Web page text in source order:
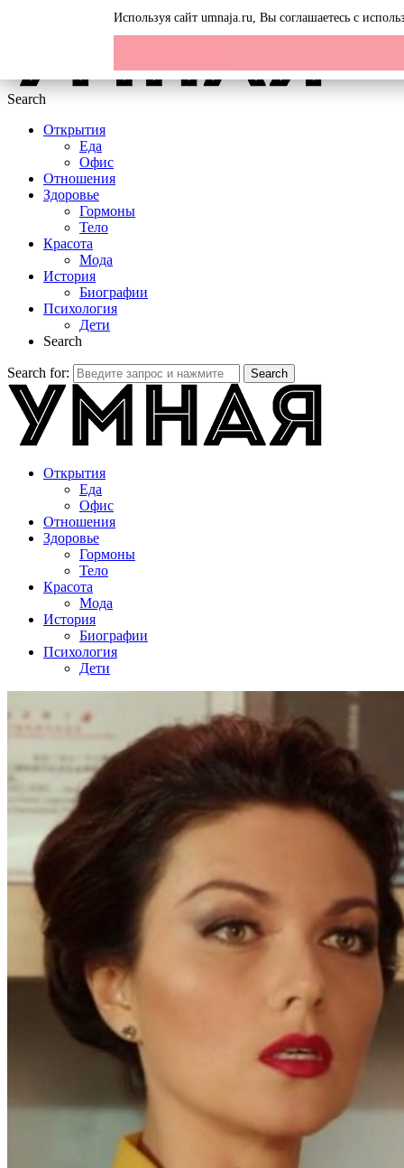
Search
Открытия
Еда
Офис
Отношения
Здоровье
Гормоны
Тело
Красота
Мода
История
Биографии
Психология
Дети
Search
Search for: Search
Открытия
Еда
Офис
Отношения
Здоровье
Гормоны
Тело
Красота
Мода
История
Биографии
Психология
Дети
Используя сайт umnaja.ru, Вы соглашаетесь с